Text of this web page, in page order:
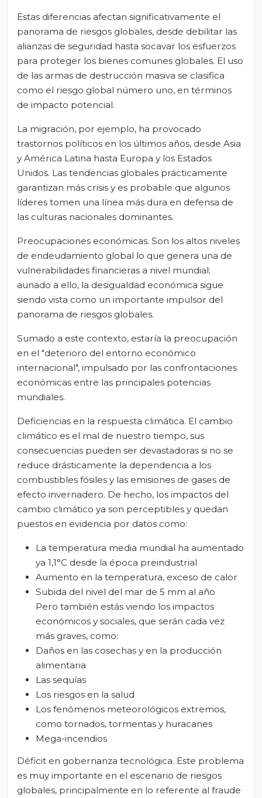
Estas diferencias afectan significativamente el
panorama de riesgos globales, desde debilitar las
alianzas de seguridad hasta socavar los esfuerzos
para proteger los bienes comunes globales. El uso
de las armas de destrucción masiva se clasifica
como el riesgo global número uno, en términos
de impacto potencial.
La migración, por ejemplo, ha provocado
trastornos políticos en los últimos años, desde Asia
y América Latina hasta Europa y los Estados
Unidos. Las tendencias globales prácticamente
garantizan más crisis y es probable que algunos
líderes tomen una línea más dura en defensa de
las culturas nacionales dominantes.
Preocupaciones económicas. Son los altos niveles
de endeudamiento global lo que genera una de
vulnerabilidades financieras a nivel mundial;
aunado a ello, la desigualdad económica sigue
siendo vista como un importante impulsor del
panorama de riesgos globales.
Sumado a este contexto, estaría la preocupación
en el "deterioro del entorno económico
internacional", impulsado por las confrontaciones
económicas entre las principales potencias
mundiales.
Deficiencias en la respuesta climática. El cambio
climático es el mal de nuestro tiempo, sus
consecuencias pueden ser devastadoras si no se
reduce drásticamente la dependencia a los
combustibles fósiles y las emisiones de gases de
efecto invernadero. De hecho, los impactos del
cambio climático ya son perceptibles y quedan
puestos en evidencia por datos como:
La temperatura media mundial ha aumentado
ya 1,1°C desde la época preindustrial
Aumento en la temperatura, exceso de calor
Subida del nivel del mar de 5 mm al año
Pero también estás viendo los impactos
económicos y sociales, que serán cada vez
más graves, como:
Daños en las cosechas y en la producción
alimentaria
Las sequías
Los riesgos en la salud
Los fenómenos meteorológicos extremos,
como tornados, tormentas y huracanes
Mega-incendios
Déficit en gobernanza tecnológica. Este problema
es muy importante en el escenario de riesgos
globales, principalmente en lo referente al fraude